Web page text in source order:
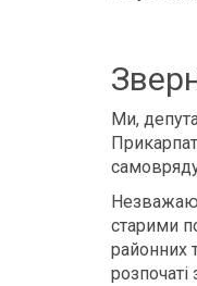
Ми,
старими
районних
розпочаті